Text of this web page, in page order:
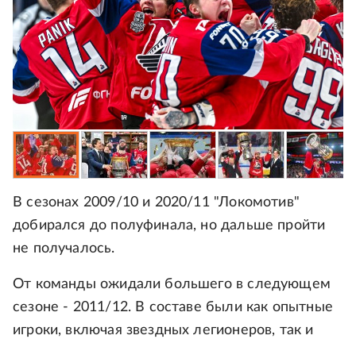
В сезонах 2009/10 и 2020/11 "Локомотив"
добирался до полуфинала, но дальше пройти
не получалось.
От команды ожидали большего в следующем
сезоне - 2011/12. В составе были как опытные
игроки, включая звездных легионеров, так и